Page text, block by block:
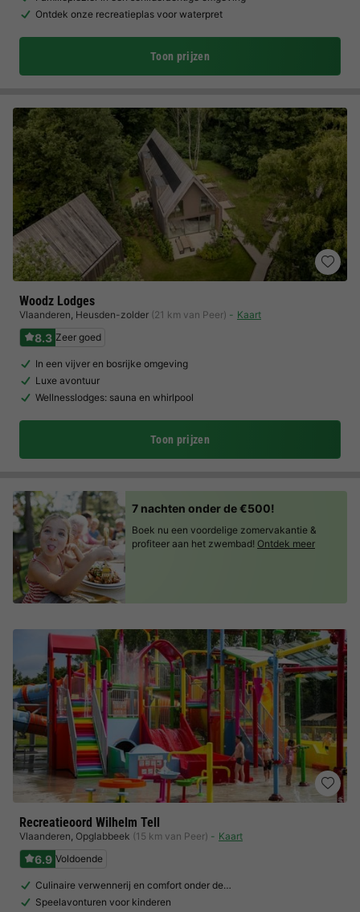
Ontdek onze recreatieplas voor waterpret
Toon prijzen
Woodz Lodges
Vlaanderen, Heusden-zolder (21 km van Peer) Kaart
8.3 Zeer goed
In een vijver en bosrijke omgeving
Luxe avontuur
Wellnesslodges: sauna en whirlpool
Toon prijzen
Recreatieoord Wilhelm Tell
Vlaanderen, Opglabbeek (15 km van Peer) Kaart
6.9 Voldoende
Culinaire verwennerij en comfort onder de…
Speelavonturen voor kinderen
7 nachten onder de €500!
Boek nu een voordelige zomervakantie &
profiteer aan het zwembad! Ontdek meer